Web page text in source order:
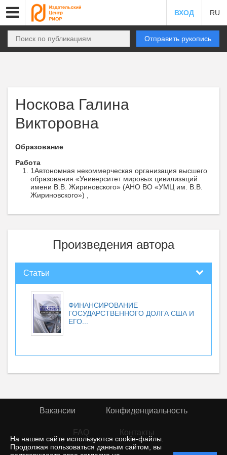
На нашем сайте используются cookie-файлы.
Продолжая пользоваться данным сайтом, вы
ВХОД RU
Отправить рукопись
Носкова Галина
Викторовна
Образование
Работа
1Автономная некоммерческая организация высшего
образования «Университет мировых цивилизаций
имени В.В. Жириновского» (АНО ВО «УМЦ им. В.В.
Жириновского») ,
Произведения автора
Статьи
ФИНАНСИРОВАНИЕ
ГОСУДАРСТВЕННОГО ДОЛГА США И
ЕГО...
Вакансии Конфиденциальность
FAQ Контакты